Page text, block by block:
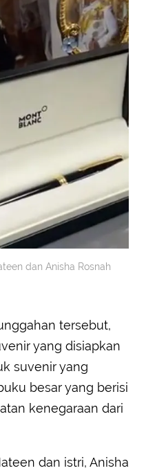
dan Anisha Rosnah
tersebut,
yang disiapkan
suvenir yang
besar yang berisi
kenegaraan dari
dan istri, Anisha